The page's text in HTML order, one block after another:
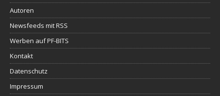
Autoren
Newsfeeds mit RSS
Werben auf PF-BITS
Kontakt
Datenschutz
Impressum